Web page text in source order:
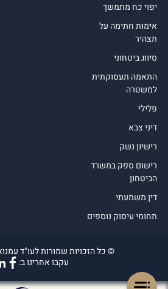
יפוי כח מתמשך
אימות חתימה על
תצהיר
סיווג ביטחוני
התאמה תעסוקתית
למשטרה
פלילי
דיני צבא
רישיון נשק
רישום ספק במשרד
הביטחון
דין משמעתי
תחומי עיסוק נוספים
© כל הזכויות שמורות לעו"ד עמנואל
עקבו אחרינו ב: